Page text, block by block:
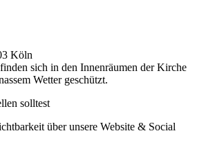
Köln
sich in den Innenräumen der Kirche
Wetter geschützt.
solltest
über unsere Website & Social